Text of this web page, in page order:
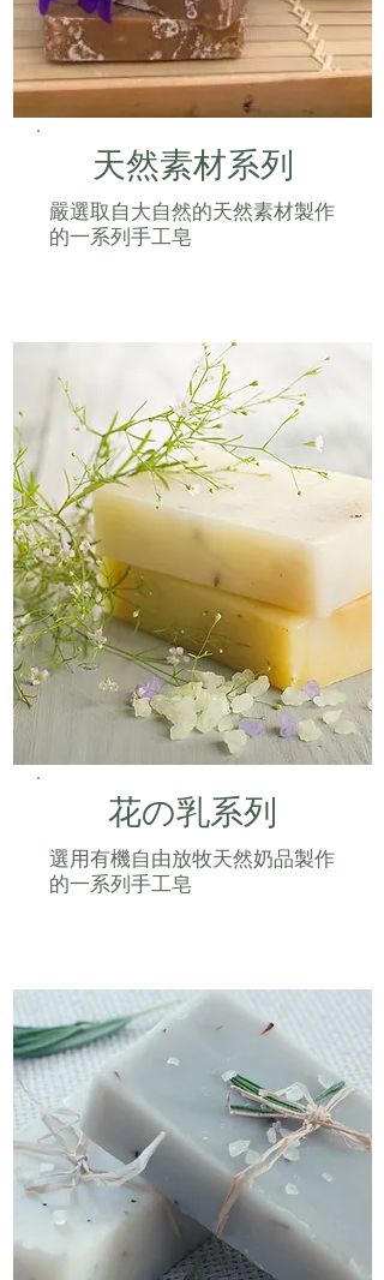
天然素材系列
嚴選取自大自然的天然素材製作
的一系列手工皂
花の乳系列
選用有機自由放牧天然奶品製作
的一系列手工皂